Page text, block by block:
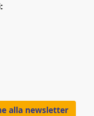
alla newsletter